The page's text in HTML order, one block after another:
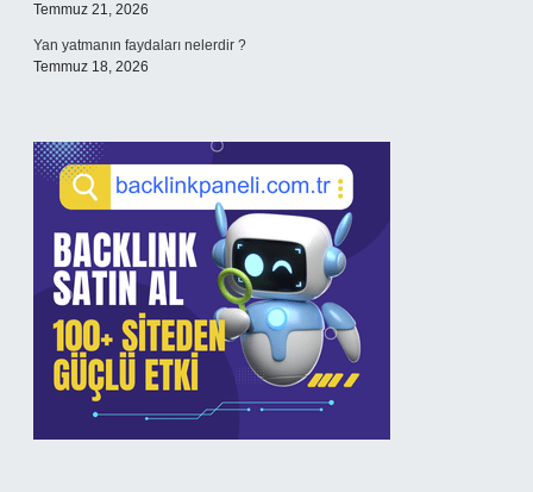
Temmuz 21, 2026
Yan yatmanın faydaları nelerdir ?
Temmuz 18, 2026